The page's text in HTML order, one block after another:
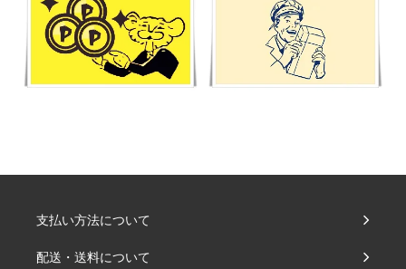
支払い方法について
配送・送料について